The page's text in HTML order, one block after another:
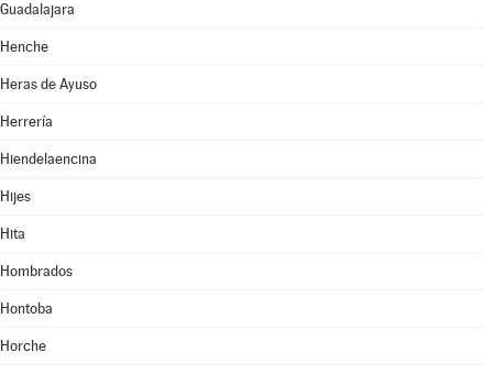
Guadalajara
Henche
Heras de Ayuso
Herrería
Hiendelaencina
Hijes
Hita
Hombrados
Hontoba
Horche